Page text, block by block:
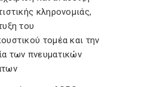
κληρονομιάς,
του
τομέα και την
των πνευματικών